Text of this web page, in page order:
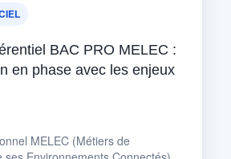
BAC PRO MELEC :
en phase avec les enjeux
MELEC (Métiers de